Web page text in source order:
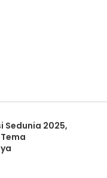
Sedunia 2025,